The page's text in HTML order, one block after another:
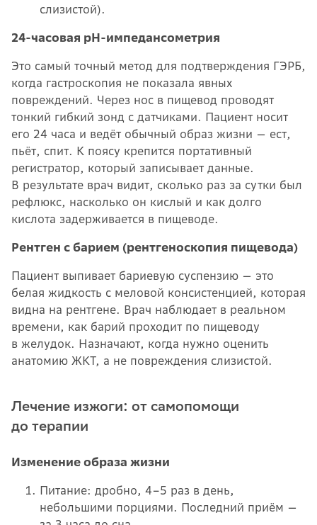
слизистой).
24-часовая pH-импедансометрия
Это самый точный метод для подтверждения ГЭРБ,
когда гастроскопия не показала явных
повреждений. Через нос в пищевод проводят
тонкий гибкий зонд с датчиками. Пациент носит
его 24 часа и ведёт обычный образ жизни — ест,
пьёт, спит. К поясу крепится портативный
регистратор, который записывает данные.
В результате врач видит, сколько раз за сутки был
рефлюкс, насколько он кислый и как долго
кислота задерживается в пищеводе.
Рентген с барием (рентгеноскопия пищевода)
Пациент выпивает бариевую суспензию — это
белая жидкость с меловой консистенцией, которая
видна на рентгене. Врач наблюдает в реальном
времени, как барий проходит по пищеводу
в желудок. Назначают, когда нужно оценить
анатомию ЖКТ, а не повреждения слизистой.
Лечение изжоги: от самопомощи
до терапии
Изменение образа жизни
Питание: дробно, 4–5 раз в день,
небольшими порциями. Последний приём —